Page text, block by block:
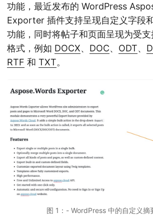
功能，最近发布的 WordPress
Exporter 插件支持呈现自定义字段
功能，同时将帖子和页面呈现为受
格式，例如 DOCX、 DOC、 ODT、
RTF 和 TXT。
图 1：- WordPress 中的自定义摘